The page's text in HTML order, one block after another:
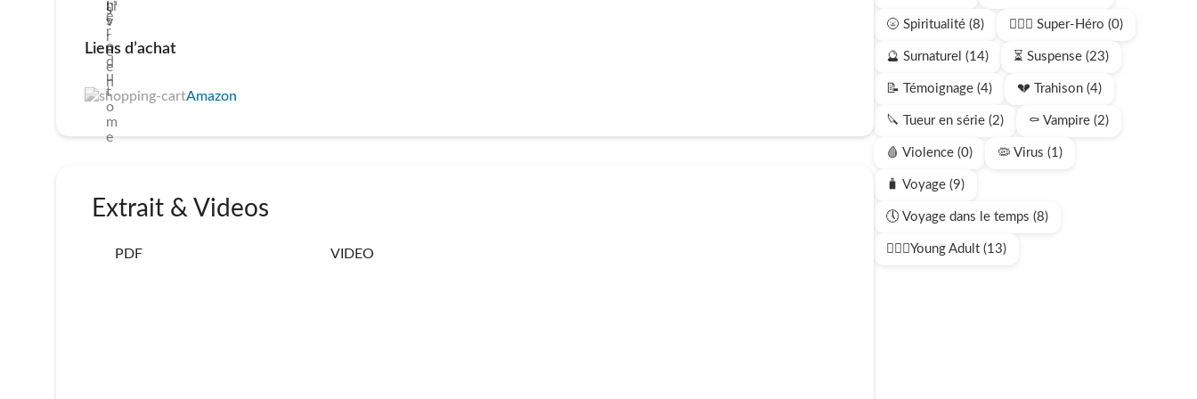
Liens d’achat
Amazon
Extrait & Videos
PDF VIDEO
🌝 Spiritualité (8) 🦸🏻‍♂️ Super-Héro (0)
🔮 Surnaturel (14) ⏳ Suspense (23)
📝 Témoignage (4) 💔 Trahison (4)
🔪 Tueur en série (2) ⚰️ Vampire (2)
🩸 Violence (0) 🦠 Virus (1)
🧳 Voyage (9)
🕔 Voyage dans le temps (8)
🧍🏻‍♂️Young Adult (13)